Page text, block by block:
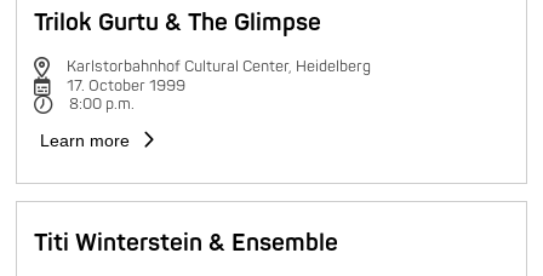
Trilok Gurtu & The Glimpse
Karlstorbahnhof Cultural Center, Heidelberg
17. October 1999
8:00 p.m.
Learn more
Titi Winterstein & Ensemble